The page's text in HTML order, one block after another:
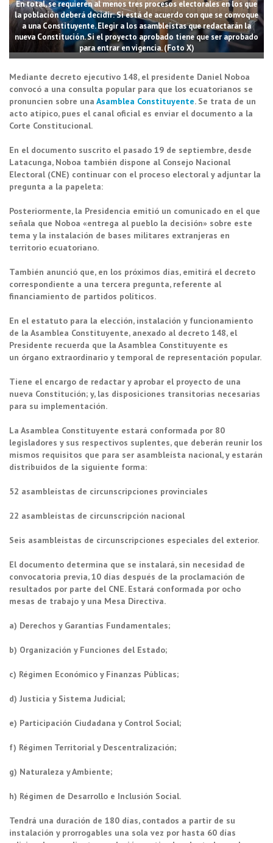
En total, se requieren al menos tres procesos electorales en los que
la población deberá decidir: Si está de acuerdo con que se convoque
a una Constituyente. Elegir a los asambleístas que redactarán la
nueva Constitución. Si el proyecto aprobado tiene que ser aprobado
para entrar en vigencia. (Foto X)
Mediante decreto ejecutivo 148, el presidente Daniel Noboa
convocó a una consulta popular para que los ecuatorianos se
pronuncien sobre una Asamblea Constituyente. Se trata de un
acto atípico, pues el canal oficial es enviar el documento a la
Corte Constitucional.
En el documento suscrito el pasado 19 de septiembre, desde
Latacunga, Noboa también dispone al Consejo Nacional
Electoral (CNE) continuar con el proceso electoral y adjuntar la
pregunta a la papeleta:
Posteriormente, la Presidencia emitió un comunicado en el que
señala que Noboa «entrega al pueblo la decisión» sobre este
tema y la instalación de bases militares extranjeras en
territorio ecuatoriano.
También anunció que, en los próximos días, emitirá el decreto
correspondiente a una tercera pregunta, referente al
financiamiento de partidos políticos.
En el estatuto para la elección, instalación y funcionamiento
de la Asamblea Constituyente, anexado al decreto 148, el
Presidente recuerda que la Asamblea Constituyente es
un órgano extraordinario y temporal de representación popular.
Tiene el encargo de redactar y aprobar el proyecto de una
nueva Constitución; y, las disposiciones transitorias necesarias
para su implementación.
La Asamblea Constituyente estará conformada por 80
legisladores y sus respectivos suplentes, que deberán reunir los
mismos requisitos que para ser asambleísta nacional, y estarán
distribuidos de la siguiente forma:
52 asambleístas de circunscripciones provinciales
22 asambleístas de circunscripción nacional
Seis asambleístas de circunscripciones especiales del exterior.
El documento determina que se instalará, sin necesidad de
convocatoria previa, 10 días después de la proclamación de
resultados por parte del CNE. Estará conformada por ocho
mesas de trabajo y una Mesa Directiva.
a) Derechos y Garantías Fundamentales;
b) Organización y Funciones del Estado;
c) Régimen Económico y Finanzas Públicas;
d) Justicia y Sistema Judicial;
e) Participación Ciudadana y Control Social;
f) Régimen Territorial y Descentralización;
g) Naturaleza y Ambiente;
h) Régimen de Desarrollo e Inclusión Social.
Tendrá una duración de 180 días, contados a partir de su
instalación y prorrogables una sola vez por hasta 60 días